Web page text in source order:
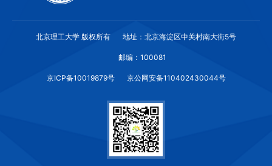
北京理工大学 版权所有 地址：北京海淀区中关村南大街5号
邮编：100081
京ICP备10019879号 京公网安备110402430044号